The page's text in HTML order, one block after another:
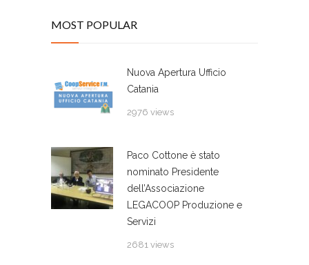
MOST POPULAR
Nuova Apertura Ufficio
Catania
2976 views
Paco Cottone è stato
nominato Presidente
dell’Associazione
LEGACOOP Produzione e
Servizi
2681 views